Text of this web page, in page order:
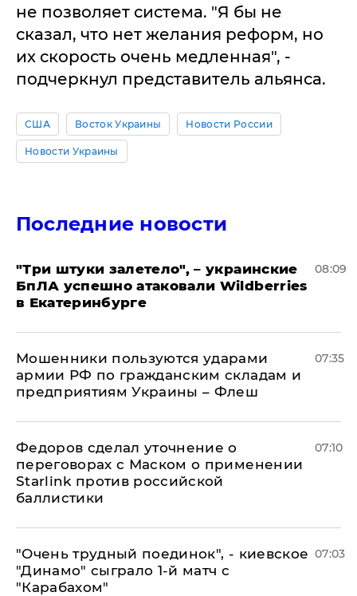
не позволяет система. "Я бы не
сказал, что нет желания реформ, но
их скорость очень медленная", -
подчеркнул представитель альянса.
США Восток Украины Новости России
Новости Украины
Последние новости
"Три штуки залетело", – украинские
БпЛА успешно атаковали Wildberries
в Екатеринбурге
08:09
Мошенники пользуются ударами
армии РФ по гражданским складам и
предприятиям Украины – Флеш
07:35
Федоров сделал уточнение о
переговорах с Маском о применении
Starlink против российской
баллистики
07:10
"Очень трудный поединок", - киевское
"Динамо" сыграло 1-й матч с
"Карабахом"
07:03